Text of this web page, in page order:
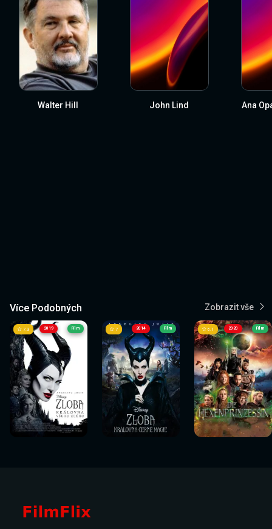
Walter Hill John Lind Ana
Více Podobných Zobrazit vše
2019
Sledovat
nyní
7.3 Film
Sledovat
nyní
2014
Sledovat
nyní
7 Film
Sledovat
nyní
2020
Sledovat
nyní
6.1 Film
Sledovat
nyní